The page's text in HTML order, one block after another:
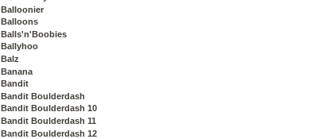
Balloonier
Balloons
Balls'n'Boobies
Ballyhoo
Balz
Banana
Bandit
Bandit Boulderdash
Bandit Boulderdash 10
Bandit Boulderdash 11
Bandit Boulderdash 12